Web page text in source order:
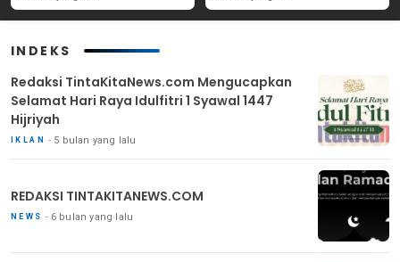
Masyarakat
INDEKS
Redaksi TintaKitaNews.com Mengucapkan
Selamat Hari Raya Idulfitri 1 Syawal 1447
Hijriyah
IKLAN 5 bulan yang lalu
REDAKSI TINTAKITANEWS.COM
NEWS 6 bulan yang lalu